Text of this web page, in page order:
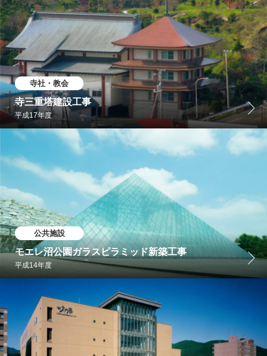
寺社・教会
寺三重塔建設工事
平成17年度
公共施設
モエレ沼公園ガラスピラミッド新築工事
平成14年度